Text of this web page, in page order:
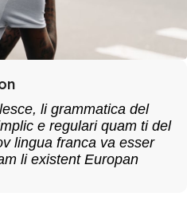
li grammatica del
e regulari quam ti del
lingua franca va esser
li existent Europan